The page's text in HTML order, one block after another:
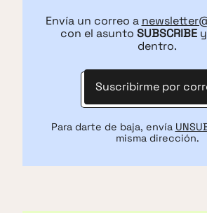
Envía un correo a
con el asunto SUBSCRIBEy
dentro.
Suscribirme por
Para darte de baja, envía
misma dirección.